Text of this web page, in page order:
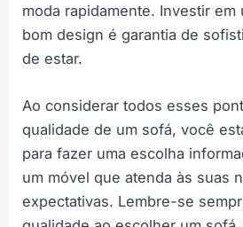
moda rapidamente. Investir em
bom design é garantia de
de estar.
Ao considerar todos esses
qualidade de um sofá, você
para fazer uma escolha
um móvel que atenda às suas
expectativas. Lembre-se